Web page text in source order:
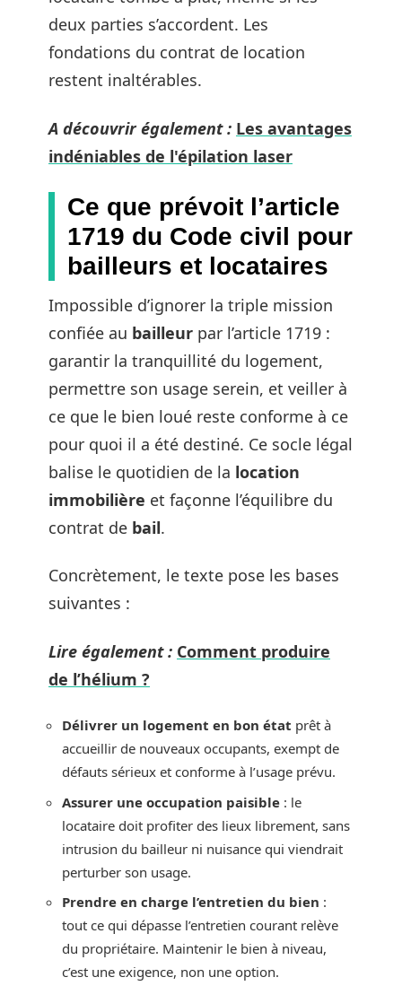
deux parties s’accordent. Les
fondations du contrat de location
restent inaltérables.
A découvrir également : Les avantages
indéniables de l'épilation laser
Ce que prévoit l’article
1719 du Code civil pour
bailleurs et locataires
Impossible d’ignorer la triple mission
confiée au bailleur par l’article 1719 :
garantir la tranquillité du logement,
permettre son usage serein, et veiller à
ce que le bien loué reste conforme à ce
pour quoi il a été destiné. Ce socle légal
balise le quotidien de la location
immobilière et façonne l’équilibre du
contrat de bail.
Concrètement, le texte pose les bases
suivantes :
Lire également : Comment produire
de l’hélium ?
Délivrer un logement en bon état prêt à
accueillir de nouveaux occupants, exempt de
défauts sérieux et conforme à l’usage prévu.
Assurer une occupation paisible : le
locataire doit profiter des lieux librement, sans
intrusion du bailleur ni nuisance qui viendrait
perturber son usage.
Prendre en charge l’entretien du bien :
tout ce qui dépasse l’entretien courant relève
du propriétaire. Maintenir le bien à niveau,
c’est une exigence, non une option.